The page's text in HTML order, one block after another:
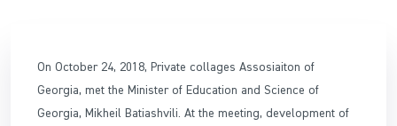
On October 24, 2018, Private collages Assosiaiton of
Georgia, met the Minister of Education and Science of
Georgia, Mikheil Batiashvili. At the meeting, development of